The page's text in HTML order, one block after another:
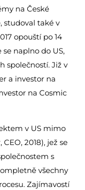
na České
studoval také v
opouští po 14
naplno do US,
společností. Již v
a investor na
na Cosmic
v US mimo
2018), jež se
s
všechny
Zajímavostí